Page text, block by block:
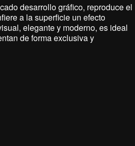
desarrollo gráfico, reproduce el
a la superficie un efecto
elegante y moderno, es ideal
de forma exclusiva y